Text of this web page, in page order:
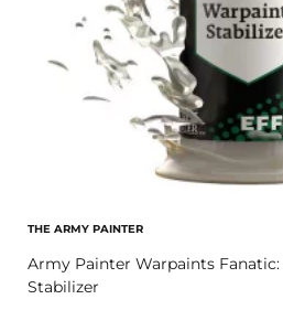
THE ARMY PAINTER
Army Painter Warpaints
Stabilizer